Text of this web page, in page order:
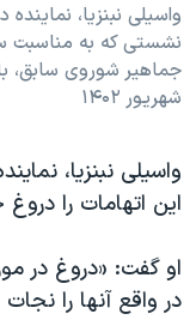
واسیلی نبنزیا،
نشستی که به مناسبت
شهریور ۱۴۰۲
واسیلی نبنزیا،
این اتهامات را دروغ
او گفت: «دروغ در
در واقع آنها را